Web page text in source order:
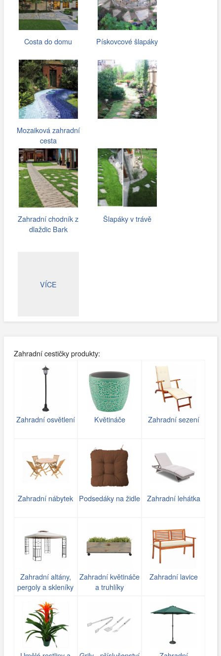
Costa do domu Pískovcové šlapáky
Mozaiková zahradní
cesta
Zahradní chodník z
dlaždic Bark
Šlapáky v trávě
VÍCE
Zahradní cestičky produkty:
Zahradní osvětlení Květináče Zahradní sezení
Zahradní nábytek Podsedáky na židle Zahradní lehátka
Zahradní altány,
pergoly a skleníky
Zahradní květináče
a truhlíky
Zahradní lavice